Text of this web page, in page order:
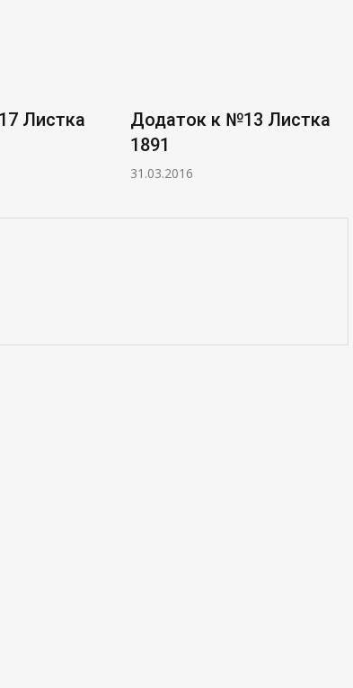
Листка
Додаток к №13 Листка
1891
31.03.2016